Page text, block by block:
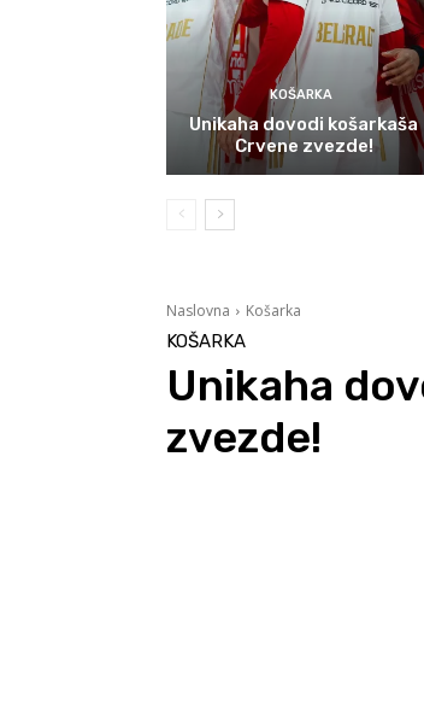
KOŠARKA
Unikaha dovodi košarkaša
Crvene zvezde!